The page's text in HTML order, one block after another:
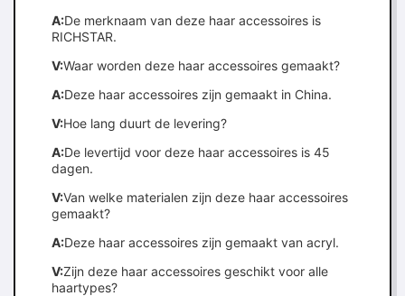
A:De merknaam van deze haar accessoires is
RICHSTAR.
V:Waar worden deze haar accessoires gemaakt?
A:Deze haar accessoires zijn gemaakt in China.
V:Hoe lang duurt de levering?
A:De levertijd voor deze haar accessoires is 45
dagen.
V:Van welke materialen zijn deze haar accessoires
gemaakt?
A:Deze haar accessoires zijn gemaakt van acryl.
V:Zijn deze haar accessoires geschikt voor alle
haartypes?